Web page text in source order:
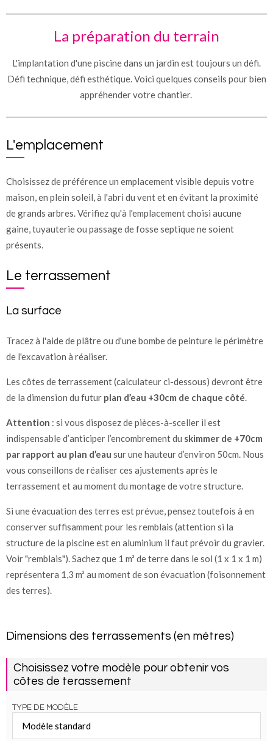
La préparation du terrain
L'implantation d'une piscine dans un jardin est toujours un défi.
Défi technique, défi esthétique. Voici quelques conseils pour bien
appréhender votre chantier.
L'emplacement
Choisissez de préférence un emplacement visible depuis votre
maison, en plein soleil, à l'abri du vent et en évitant la proximité
de grands arbres. Vérifiez qu'à l'emplacement choisi aucune
gaine, tuyauterie ou passage de fosse septique ne soient
présents.
Le terrassement
La surface
Tracez à l'aide de plâtre ou d'une bombe de peinture le périmètre
de l'excavation à réaliser.
Les côtes de terrassement (calculateur ci-dessous) devront être
de la dimension du futur plan d’eau +30cm de chaque côté.
Attention : si vous disposez de pièces-à-sceller il est
indispensable d’anticiper l’encombrement du skimmer de +70cm
par rapport au plan d’eau sur une hauteur d’environ 50cm. Nous
vous conseillons de réaliser ces ajustements après le
terrassement et au moment du montage de votre structure.
Si une évacuation des terres est prévue, pensez toutefois à en
conserver suffisamment pour les remblais (attention si la
structure de la piscine est en aluminium il faut prévoir du gravier.
Voir "remblais"). Sachez que 1 m³ de terre dans le sol (1 x 1 x 1 m)
représentera 1,3 m³ au moment de son évacuation (foisonnement
des terres).
Dimensions des terrassements (en mètres)
Choisissez votre modèle pour obtenir vos
côtes de terassement
TYPE DE MODÈLE